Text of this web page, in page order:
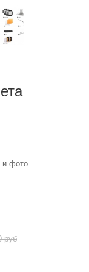
и фото
руб